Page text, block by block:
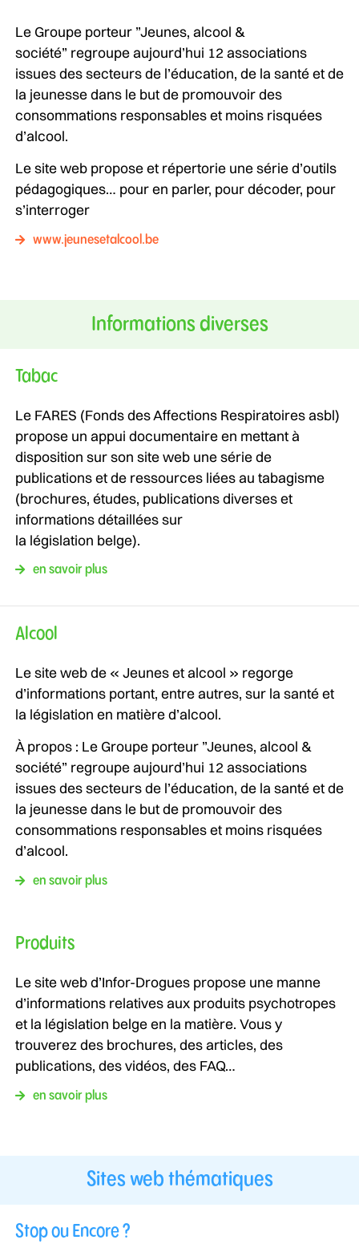
Le Groupe porteur ”Jeunes, alcool &
société” regroupe aujourd’hui 12 associations
issues des secteurs de l’éducation, de la santé et de
la jeunesse dans le but de promouvoir des
consommations responsables et moins risquées
d’alcool.
Le site web propose et répertorie une série d’outils
pédagogiques… pour en parler, pour décoder, pour
s’interroger
www.jeunesetalcool.be
Informations diverses
Tabac
Le FARES (Fonds des Affections Respiratoires asbl)
propose un appui documentaire en mettant à
disposition sur son site web une série de
publications et de ressources liées au tabagisme
(brochures, études, publications diverses et
informations détaillées sur
la législation belge).
en savoir plus
Alcool
Le site web de « Jeunes et alcool » regorge
d’informations portant, entre autres, sur la santé et
la législation en matière d’alcool.
À propos : Le Groupe porteur ”Jeunes, alcool &
société” regroupe aujourd’hui 12 associations
issues des secteurs de l’éducation, de la santé et de
la jeunesse dans le but de promouvoir des
consommations responsables et moins risquées
d’alcool.
en savoir plus
Produits
Le site web d’Infor-Drogues propose une manne
d’informations relatives aux produits psychotropes
et la législation belge en la matière. Vous y
trouverez des brochures, des articles, des
publications, des vidéos, des FAQ…
en savoir plus
Sites web thématiques
Stop ou Encore ?